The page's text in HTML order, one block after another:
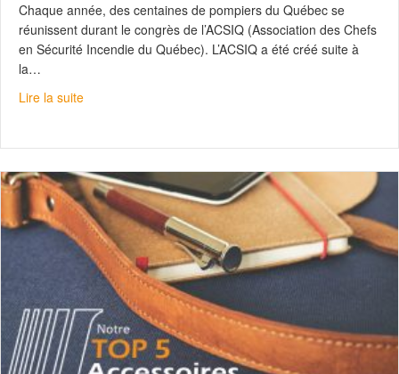
Chaque année, des centaines de pompiers du Québec se
réunissent durant le congrès de l’ACSIQ (Association des Chefs
en Sécurité Incendie du Québec). L’ACSIQ a été créé suite à
la…
Lire la suiteabout Retour sur l’événement de l’ACSIQ 2019